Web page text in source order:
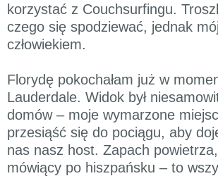
korzystać z Couchsurfingu.
czego się spodziewać, jednak
człowiekiem.
Florydę pokochałam już w
Lauderdale. Widok był
domów – moje wymarzone
przesiąść się do pociągu, aby
nas nasz host. Zapach
mówiący po hiszpańsku – to